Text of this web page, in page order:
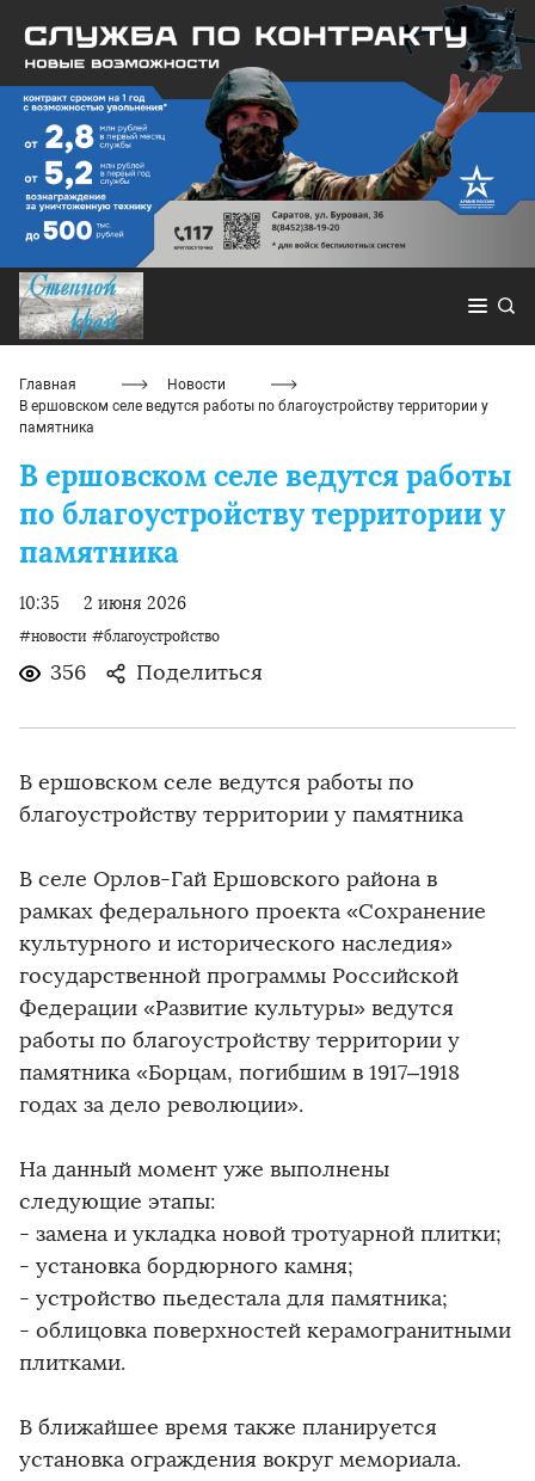
Главная
Новости
В ершовском селе ведутся работы по благоустройству территории у
памятника
В ершовском селе ведутся работы
по благоустройству территории у
памятника
10:35 2 июня 2026
#новости #благоустройство
356 Поделиться
В ершовском селе ведутся работы по
благоустройству территории у памятника
В селе Орлов-Гай Ершовского района в
рамках федерального проекта «Сохранение
культурного и исторического наследия»
государственной программы Российской
Федерации «Развитие культуры» ведутся
работы по благоустройству территории у
памятника «Борцам, погибшим в 1917–1918
годах за дело революции».
На данный момент уже выполнены
следующие этапы:
- замена и укладка новой тротуарной плитки;
- установка бордюрного камня;
- устройство пьедестала для памятника;
- облицовка поверхностей керамогранитными
плитками.
В ближайшее время также планируется
установка ограждения вокруг мемориала.